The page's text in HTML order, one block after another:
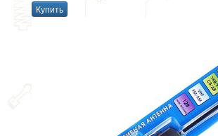
Купить